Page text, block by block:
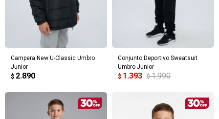
Campera New U-Classic Umbro
Junior
$ 2.890
Conjunto Deportivo Sweatsuit
Umbro Junior
$ 1.393 $ 1.990